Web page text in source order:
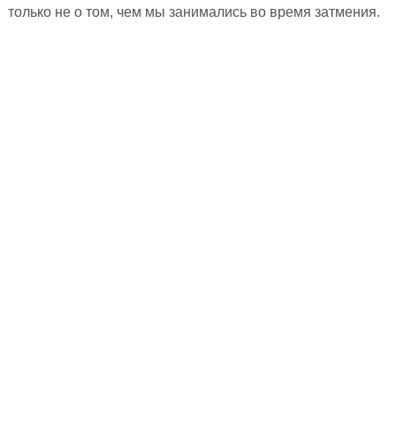
только не о том, чем мы занимались во время затмения.